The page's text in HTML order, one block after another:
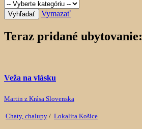
Vyhľadať Vymazať
Teraz pridané ubytovanie:
Veža na vlásku
Martin z Krása Slovenska
Chaty, chalupy / Lokalita Košice